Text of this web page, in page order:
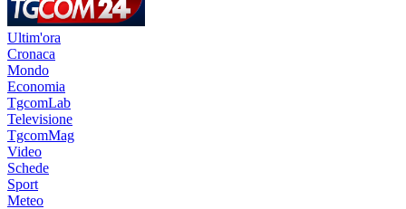
Ultim'ora
Cronaca
Mondo
Economia
TgcomLab
Televisione
TgcomMag
Video
Schede
Sport
Meteo